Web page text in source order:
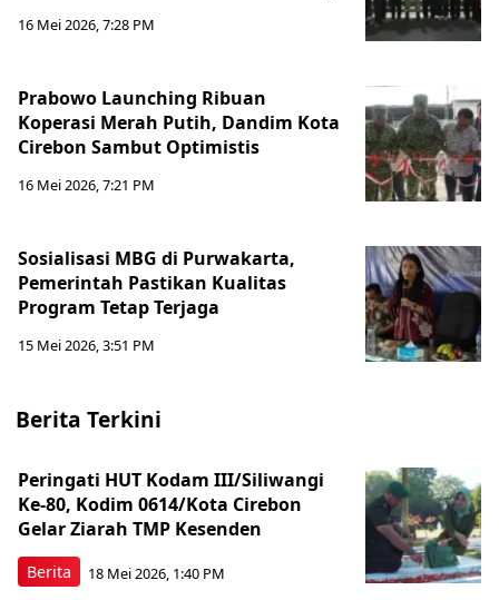
16 Mei 2026, 7:28 PM
Prabowo Launching Ribuan
Koperasi Merah Putih, Dandim Kota
Cirebon Sambut Optimistis
16 Mei 2026, 7:21 PM
Sosialisasi MBG di Purwakarta,
Pemerintah Pastikan Kualitas
Program Tetap Terjaga
15 Mei 2026, 3:51 PM
Berita Terkini
Berita
Peringati HUT Kodam III/Siliwangi
Ke-80, Kodim 0614/Kota Cirebon
Gelar Ziarah TMP Kesenden
18 Mei 2026, 1:40 PM